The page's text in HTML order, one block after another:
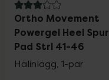
3 av 5 i omdöme
Ortho Movement
Powergel Heel Spur
Pad Strl 41-46
Hälinlägg, 1-par